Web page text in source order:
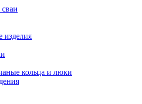
изделия
кольца и люки